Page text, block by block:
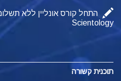
התחל קורס אונליין ללא
Scientology
תוכנית קשורה